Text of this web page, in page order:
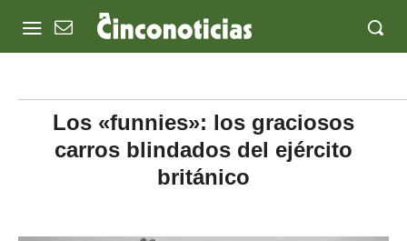
Los «funnies»: los graciosos
carros blindados del ejército
británico